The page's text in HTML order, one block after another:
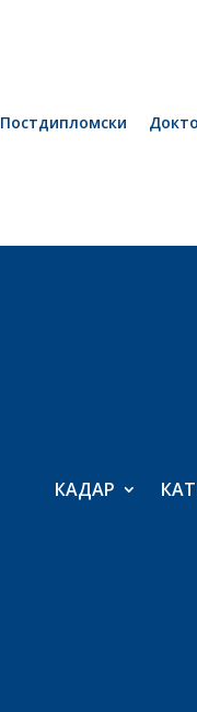
Постдипломски
КАДАР